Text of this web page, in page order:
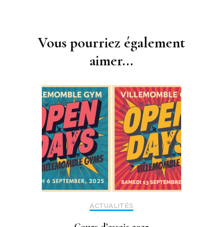
Vous pourriez également
aimer...
ACTUALITÉS